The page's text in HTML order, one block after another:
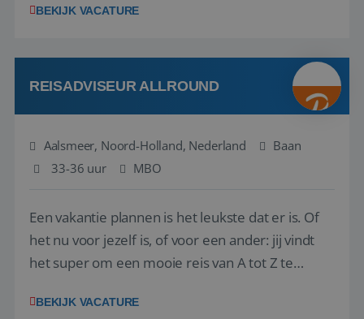
wensen van je team, je klant en wat er in de
klanten te overtuigen om die droomreis te
boeken! ...
BEKIJK VACATURE
REISADVISEUR ALLROUND
Aalsmeer, Noord-Holland, Nederland
Baan
33-36 uur
MBO
Een vakantie plannen is het leukste dat er is. Of
het nu voor jezelf is, of voor een ander: jij vindt
het super om een mooie reis van A tot Z te
vakantiegangers de meest prachtige plekjes op
BEKIJK VACATURE